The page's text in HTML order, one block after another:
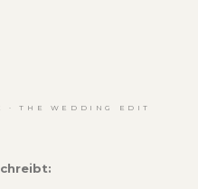
· THE WEDDING EDIT